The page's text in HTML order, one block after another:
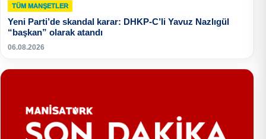
TÜM MANŞETLER
Yeni Parti’de skandal karar: DHKP-C’li Yavuz Nazlıgül
“başkan” olarak atandı
06.08.2026